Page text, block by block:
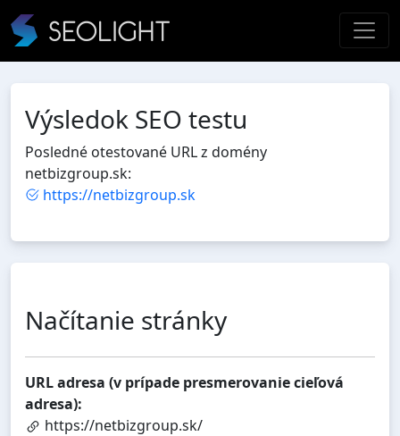
Výsledok SEO testu
Posledné otestované URL z domény
netbizgroup.sk:
https://netbizgroup.sk
Načítanie stránky
URL adresa (v prípade presmerovanie cieľová
adresa):
https://netbizgroup.sk/